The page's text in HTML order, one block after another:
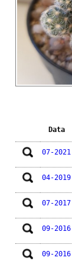
Data
07-2021
04-2019
07-2017
09-2016
09-2016